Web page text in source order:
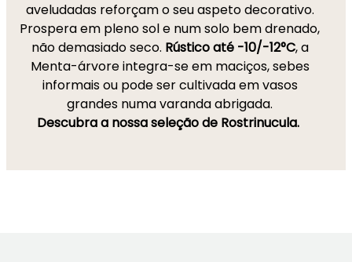
aveludadas reforçam o seu aspeto decorativo.
Prospera em pleno sol e num solo bem drenado,
não demasiado seco. Rústico até -10/-12°C, a
Menta-árvore integra-se em maciços, sebes
informais ou pode ser cultivada em vasos
grandes numa varanda abrigada.
Descubra a nossa seleção de Rostrinucula.